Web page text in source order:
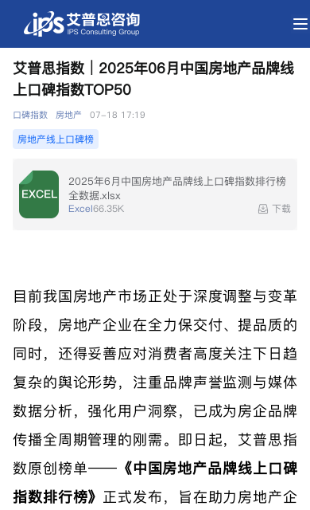
艾普思指数｜2025年06月中国房地产品牌线
上口碑指数TOP50
房地产线上口碑榜
2025年6月中国房地产品牌线上口碑指数排行榜
全数据.xlsx
Excel66.35K 下载
目前我国房地产市场正处于深度调整与变革
阶段，房地产企业在全力保交付、提品质的
同时，还得妥善应对消费者高度关注下日趋
复杂的舆论形势，注重品牌声誉监测与媒体
数据分析，强化用户洞察，已成为房企品牌
传播全周期管理的刚需。即日起，艾普思指
数原创榜单——《中国房地产品牌线上口碑
指数排行榜》 正式发布，旨在助力房地产企